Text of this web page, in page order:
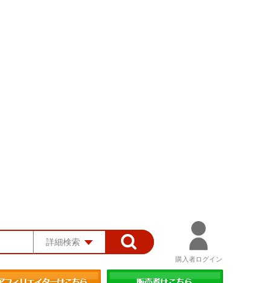
詳細検索
購入者ログイン